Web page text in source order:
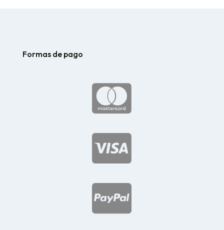
Formas de pago


